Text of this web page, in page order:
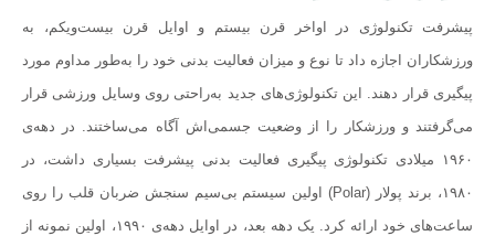
پیشرفت تکنولوژی در اواخر قرن بیستم و اوایل قرن بیست‌ویکم، به
ورزشکاران اجازه داد تا نوع و میزان فعالیت بدنی خود را به‌طور مداوم مورد
پیگیری قرار دهند. این تکنولوژی‌های جدید به‌راحتی روی وسایل ورزشی قرار
می‌گرفتند و ورزشکار را از وضعیت جسمی‌اش آگاه می‌ساختند. در دهه‌ی
۱۹۶۰ میلادی تکنولوژی پیگیری فعالیت بدنی پیشرفت بسیاری داشت، در
۱۹۸۰، برند پولار (Polar) اولین سیستم بی‌سیم سنجش ضربان قلب را روی
ساعت‌های خود ارائه کرد. یک دهه بعد، در اوایل دهه‌ی ۱۹۹۰، اولین نمونه از